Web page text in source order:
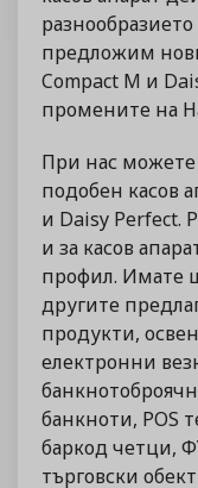
предложим
Compact M и
промените на
При нас
подобен касов
и Daisy Perfect.
и за касов
профил. Имате
другите
продукти,
електронни
банкноти, POS
баркод четци,
търговски